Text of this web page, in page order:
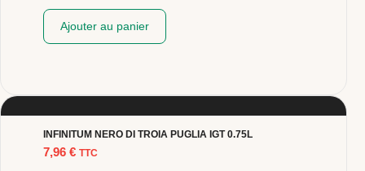
Ajouter au panier
INFINITUM NERO DI TROIA PUGLIA IGT 0.75L
7,96 € TTC